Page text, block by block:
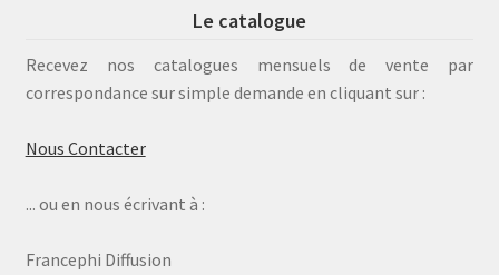
Le catalogue
Recevez nos catalogues mensuels de vente par
correspondance sur simple demande en cliquant sur :
Nous Contacter
... ou en nous écrivant à :
Francephi Diffusion